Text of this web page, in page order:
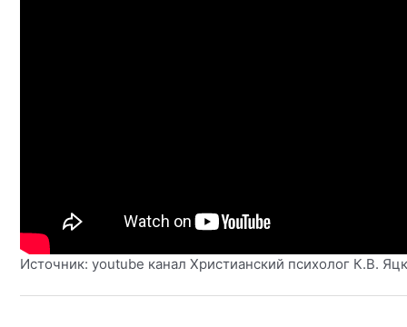
Источник: youtube канал Христианский психолог К.В.